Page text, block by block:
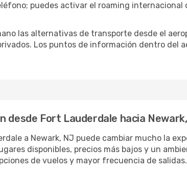
puedes activar el roaming internacional
las alternativas de transporte desde el
Los puntos de información dentro del
desde Fort Lauderdale hacia
a Newark, NJ puede cambiar mucho la
disponibles, precios más bajos y un
de vuelos y mayor frecuencia de salidas.